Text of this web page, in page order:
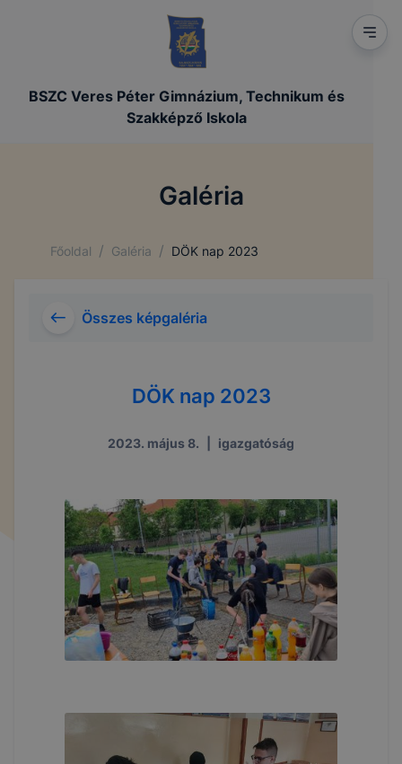
BSZC Veres Péter Gimnázium, Technikum és
Szakképző Iskola
Galéria
Főoldal / Galéria / DÖK nap 2023
Összes képgaléria
DÖK nap 2023
2023. május 8. igazgatóság